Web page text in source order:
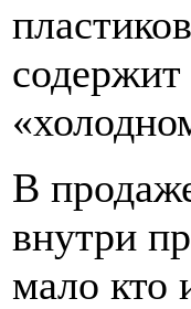
В
внутри
мало кто